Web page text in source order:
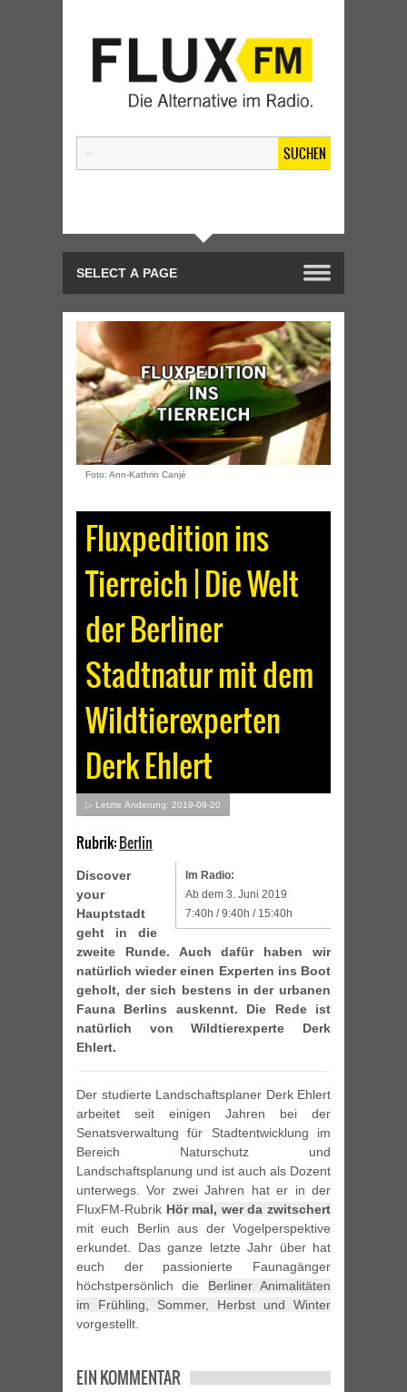
SUCHEN
Foto: Ann-Kathrin Canjé
Fluxpedition ins
Tierreich | Die Welt
der Berliner
Stadtnatur mit dem
Wildtierexperten
Derk Ehlert
▷ Letzte Änderung: 2019-09-20
Rubrik:Berlin
Im Radio:
Ab dem 3. Juni 2019
7:40h / 9:40h / 15:40h
Discover
your
Hauptstadt
geht in die
zweite Runde. Auch dafür haben wir
natürlich wieder einen Experten ins Boot
geholt, der sich bestens in der urbanen
Fauna Berlins auskennt. Die Rede ist
natürlich von Wildtierexperte Derk
Ehlert.
Der studierte Landschaftsplaner Derk Ehlert
arbeitet seit einigen Jahren bei der
Senatsverwaltung für Stadtentwicklung im
Bereich Naturschutz und
Landschaftsplanung und ist auch als Dozent
unterwegs. Vor zwei Jahren hat er in der
FluxFM-Rubrik Hör mal, wer da zwitschert
mit euch Berlin aus der Vogelperspektive
erkundet. Das ganze letzte Jahr über hat
euch der passionierte Faunagänger
höchstpersönlich die Berliner Animalitäten
im Frühling, Sommer, Herbst und Winter
vorgestellt.
EIN KOMMENTAR